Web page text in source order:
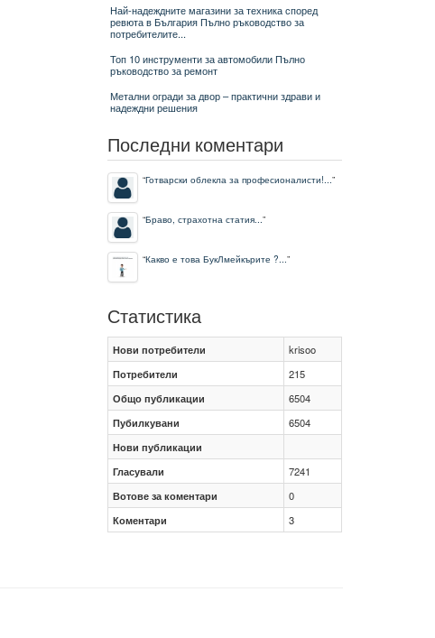
Най-надеждните магазини за техника според
ревюта в България Пълно ръководство за
потребителите...
Топ 10 инструменти за автомобили Пълно
ръководство за ремонт
Метални огради за двор – практични здрави и
надеждни решения
Последни коментари
“Готварски облекла за професионалисти!...”
“Браво, страхотна статия...”
“Какво е това БукЛмейкърите ?...”
Статистика
Нови потребители
krisoo
Потребители
215
Общо публикации
6504
Пубилкувани
6504
Нови публикации
Гласували
7241
Вотове за коментари
0
Коментари
3